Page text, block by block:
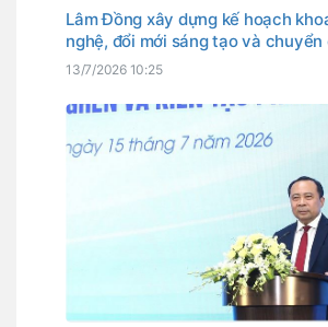
Lâm Đồng xây dựng kế hoạch
nghệ, đổi mới sáng tạo và chuyển
2027
13/7/2026 10:25